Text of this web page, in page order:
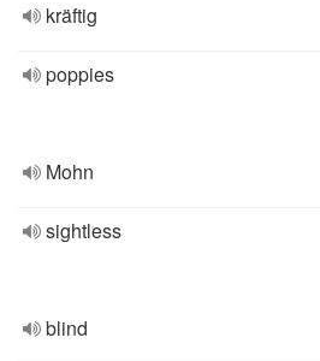
kräftig
poppies
Mohn
sightless
blind